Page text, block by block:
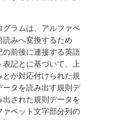
グラムは、アルファベ
みへ変換するため
の前後に連接する英語
記とに基づいて、上
が対応付けられた規
ータを読み出す規則デ
された規則データを
ァベット文字部分列の